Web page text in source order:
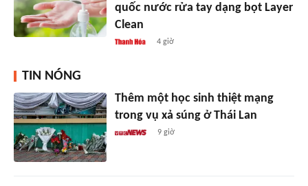
quốc nước rửa tay dạng bọt Layer
Clean
4 giờ
TIN NÓNG
Thêm một học sinh thiệt mạng
trong vụ xả súng ở Thái Lan
9 giờ